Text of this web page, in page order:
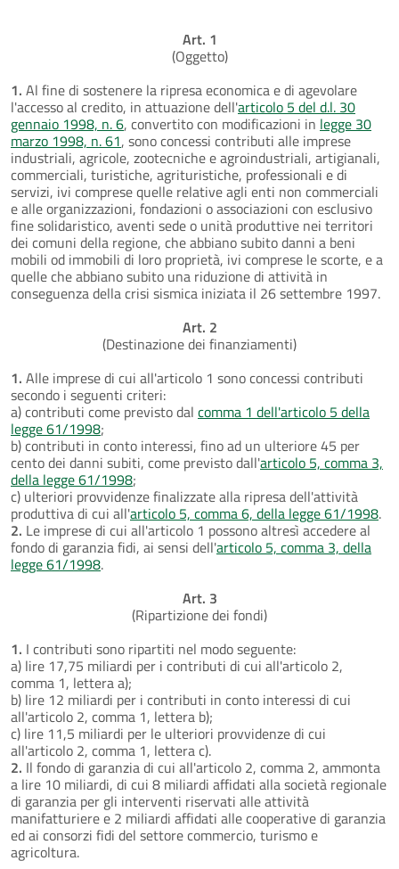
Art. 1
(Oggetto)
1. Al fine di sostenere la ripresa economica e di agevolare
l'accesso al credito, in attuazione dell'articolo 5 del d.l. 30
gennaio 1998, n. 6, convertito con modificazioni in legge 30
marzo 1998, n. 61, sono concessi contributi alle imprese
industriali, agricole, zootecniche e agroindustriali, artigianali,
commerciali, turistiche, agrituristiche, professionali e di
servizi, ivi comprese quelle relative agli enti non commerciali
e alle organizzazioni, fondazioni o associazioni con esclusivo
fine solidaristico, aventi sede o unità produttive nei territori
dei comuni della regione, che abbiano subito danni a beni
mobili od immobili di loro proprietà, ivi comprese le scorte, e a
quelle che abbiano subito una riduzione di attività in
conseguenza della crisi sismica iniziata il 26 settembre 1997.
Art. 2
(Destinazione dei finanziamenti)
1. Alle imprese di cui all'articolo 1 sono concessi contributi
secondo i seguenti criteri:
a) contributi come previsto dal comma 1 dell'articolo 5 della
legge 61/1998;
b) contributi in conto interessi, fino ad un ulteriore 45 per
cento dei danni subiti, come previsto dall'articolo 5, comma 3,
della legge 61/1998;
c) ulteriori provvidenze finalizzate alla ripresa dell'attività
produttiva di cui all'articolo 5, comma 6, della legge 61/1998.
2. Le imprese di cui all'articolo 1 possono altresì accedere al
fondo di garanzia fidi, ai sensi dell'articolo 5, comma 3, della
legge 61/1998.
Art. 3
(Ripartizione dei fondi)
1. I contributi sono ripartiti nel modo seguente:
a) lire 17,75 miliardi per i contributi di cui all'articolo 2,
comma 1, lettera a);
b) lire 12 miliardi per i contributi in conto interessi di cui
all'articolo 2, comma 1, lettera b);
c) lire 11,5 miliardi per le ulteriori provvidenze di cui
all'articolo 2, comma 1, lettera c).
2. Il fondo di garanzia di cui all'articolo 2, comma 2, ammonta
a lire 10 miliardi, di cui 8 miliardi affidati alla società regionale
di garanzia per gli interventi riservati alle attività
manifatturiere e 2 miliardi affidati alle cooperative di garanzia
ed ai consorzi fidi del settore commercio, turismo e
agricoltura.